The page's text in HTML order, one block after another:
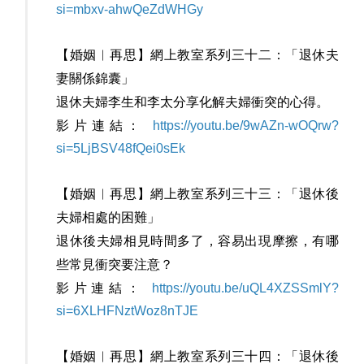
si=mbxv-ahwQeZdWHGy
【婚姻︳再思】網上教室系列三十二：「退休夫
妻關係錦囊」
退休夫婦李生和李太分享化解夫婦衝突的心得。
影片連結：
https://youtu.be/9wAZn-wOQrw?
si=5LjBSV48fQei0sEk
【婚姻︳再思】網上教室系列三十三：「退休後
夫婦相處的困難」
退休後夫婦相見時間多了，容易出現摩擦，有哪
些常見衝突要注意？
影片連結：
https://youtu.be/uQL4XZSSmlY?
si=6XLHFNztWoz8nTJE
【婚姻︳再思】網上教室系列三十四：「退休後